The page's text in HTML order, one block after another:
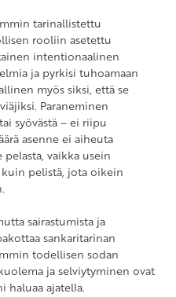
tarinallistettu
rooliin asetettu
intentionaalinen
ja pyrkisi tuhoamaan
myös siksi, että se
Paraneminen
syövästä – ei riipu
asenne ei aiheuta
vaikka usein
pelistä, jota oikein
sairastumista ja
sankaritarinan
todellisen sodan
ja selviytyminen ovat
haluaa ajatella.